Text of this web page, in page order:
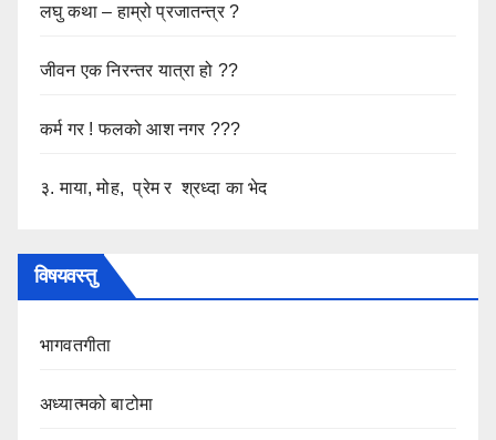
लघु कथा – हाम्रो प्रजातन्त्र ?
जीवन एक निरन्तर यात्रा हो ??
कर्म गर ! फलको आश नगर ???
३. माया, मोह, प्रेम र श्रध्दा का भेद
विषयवस्तु
भागवतगीता
अध्यात्मको बाटोमा